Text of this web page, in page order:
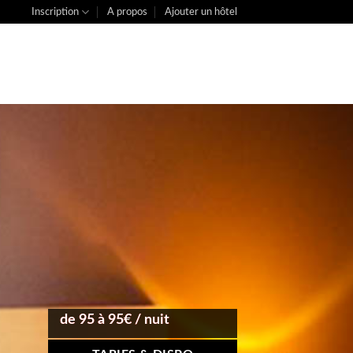
Inscription A propos Ajouter un hôtel
de 95 à 95€ / nuit